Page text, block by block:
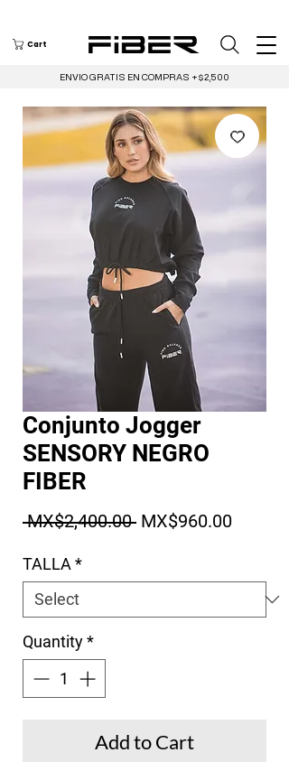
Cart
ENVIO GRATIS EN COMPRAS +$2,500
Conjunto Jogger
SENSORY NEGRO
FIBER
MX$2,400.00 Regular Price
MX$960.00Sale
TALLA *
Quantity*
Add to Cart